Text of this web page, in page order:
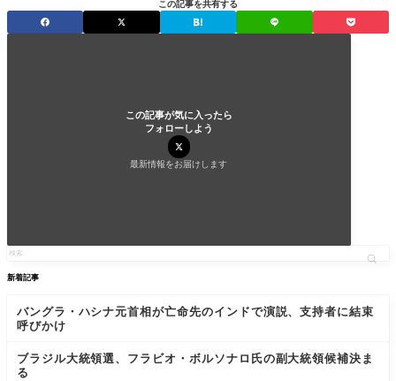
この記事を共有する
この記事が気に入ったら
フォローしよう
最新情報をお届けします
新着記事
バングラ・ハシナ元首相が亡命先のインドで演説、支持者に結束
呼びかけ
ブラジル大統領選、フラビオ・ボルソナロ氏の副大統領候補決ま
る